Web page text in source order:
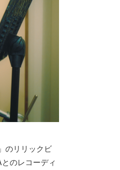
のリリックビ
のレコーディ